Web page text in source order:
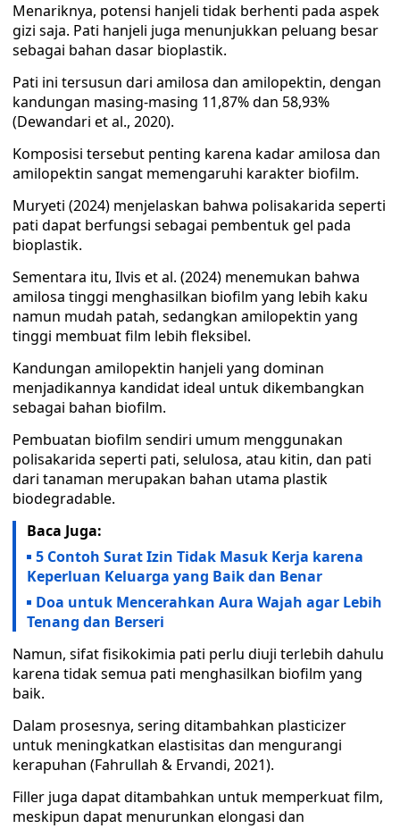
Menariknya, potensi hanjeli tidak berhenti pada aspek
gizi saja. Pati hanjeli juga menunjukkan peluang besar
sebagai bahan dasar bioplastik.
Pati ini tersusun dari amilosa dan amilopektin, dengan
kandungan masing-masing 11,87% dan 58,93%
(Dewandari et al., 2020).
Komposisi tersebut penting karena kadar amilosa dan
amilopektin sangat memengaruhi karakter biofilm.
Muryeti (2024) menjelaskan bahwa polisakarida seperti
pati dapat berfungsi sebagai pembentuk gel pada
bioplastik.
Sementara itu, Ilvis et al. (2024) menemukan bahwa
amilosa tinggi menghasilkan biofilm yang lebih kaku
namun mudah patah, sedangkan amilopektin yang
tinggi membuat film lebih fleksibel.
Kandungan amilopektin hanjeli yang dominan
menjadikannya kandidat ideal untuk dikembangkan
sebagai bahan biofilm.
Pembuatan biofilm sendiri umum menggunakan
polisakarida seperti pati, selulosa, atau kitin, dan pati
dari tanaman merupakan bahan utama plastik
biodegradable.
Baca Juga:
5 Contoh Surat Izin Tidak Masuk Kerja karena
Keperluan Keluarga yang Baik dan Benar
Doa untuk Mencerahkan Aura Wajah agar Lebih
Tenang dan Berseri
Namun, sifat fisikokimia pati perlu diuji terlebih dahulu
karena tidak semua pati menghasilkan biofilm yang
baik.
Dalam prosesnya, sering ditambahkan plasticizer
untuk meningkatkan elastisitas dan mengurangi
kerapuhan (Fahrullah & Ervandi, 2021).
Filler juga dapat ditambahkan untuk memperkuat film,
meskipun dapat menurunkan elongasi dan